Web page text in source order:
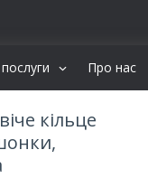
Про нас
кільце